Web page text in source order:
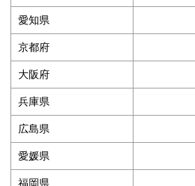
愛知県
京都府
大阪府
兵庫県
広島県
愛媛県
福岡県